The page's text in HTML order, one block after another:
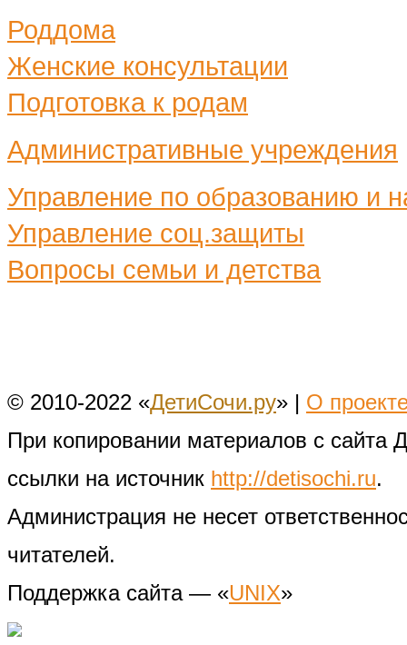
Роддома
Женские консультации
Подготовка к родам
Административные учреждения
Управление по образованию и
Управление соц.защиты
Вопросы семьи и детства
© 2010-2022 «ДетиСочи.ру» | О
При копировании материалов с сайта
ссылки на источник http://detisochi.ru.
Администрация не несет
читателей.
Поддержка сайта — «UNIX»